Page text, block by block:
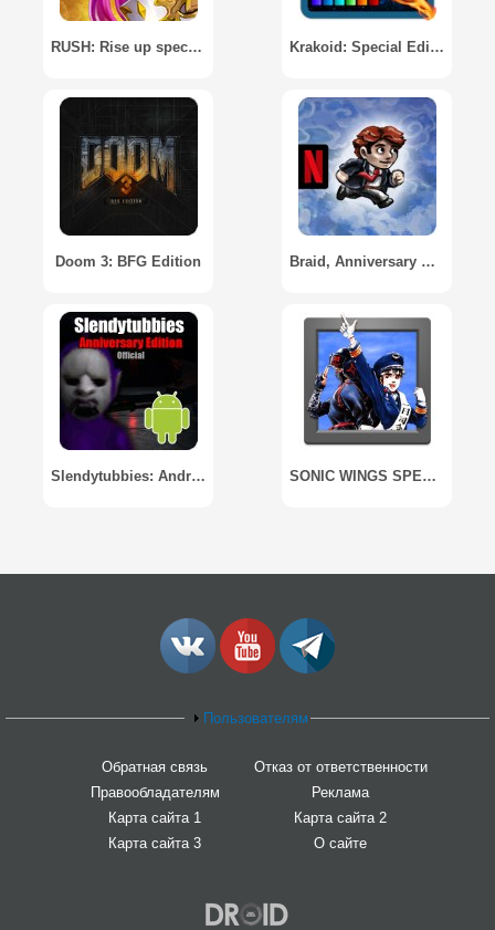
RUSH: Rise up special heroes Krakoid: Special Edition
Doom 3: BFG Edition Braid, Anniversary Edition
Slendytubbies: Android Edition SONIC WINGS SPECIAL
Пользователям
Обратная связь
Отказ от ответственности
Правообладателям
Реклама
Карта сайта 1
Карта сайта 2
Карта сайта 3
О сайте